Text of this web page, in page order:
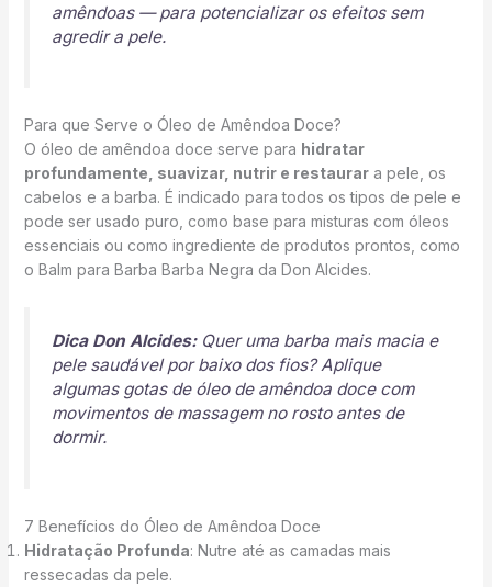
amêndoas — para potencializar os efeitos sem
agredir a pele.
Para que Serve o Óleo de Amêndoa Doce?
O óleo de amêndoa doce serve para hidratar
profundamente, suavizar, nutrir e restaurara pele, os
cabelos e a barba. É indicado para todos os tipos de pele e
pode ser usado puro, como base para misturas com óleos
essenciais ou como ingrediente de produtos prontos, como
o Balm para Barba Barba Negra da Don Alcides.
Dica Don Alcides:Quer uma barba mais macia e
pele saudável por baixo dos fios? Aplique
algumas gotas de óleo de amêndoa doce com
movimentos de massagem no rosto antes de
dormir.
7 Benefícios do Óleo de Amêndoa Doce
Hidratação Profunda: Nutre até as camadas mais
ressecadas da pele.